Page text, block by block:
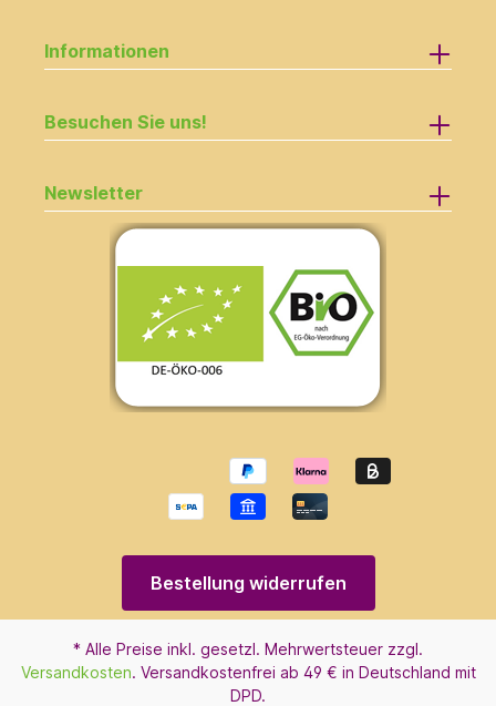
Informationen
Besuchen Sie uns!
Newsletter
Bestellung widerrufen
* Alle Preise inkl. gesetzl. Mehrwertsteuer zzgl.
Versandkosten. Versandkostenfrei ab 49 € in Deutschland mit
DPD.